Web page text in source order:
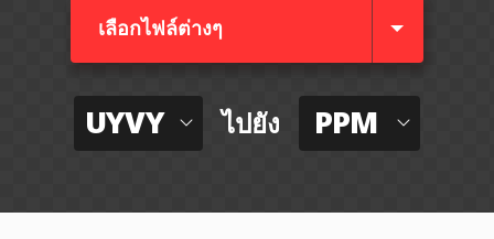
เลือกไฟล์ต่างๆ​
UYVY ไปยัง PPM